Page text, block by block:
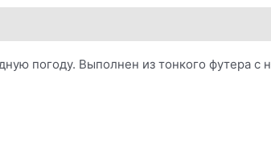
погоду. Выполнен из тонкого футера